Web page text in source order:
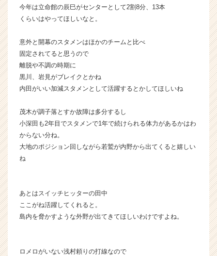
r
C
e
今年は立命館の辰巳がセンターとして2割8分、13本
くらいはやってほしいなと。
意外と開幕のスタメンはほかのチームと比べ
固定されてると思うので
離脱や不調の時期に
黒川、岩見がブレイクとかね
内田がいい加減スタメンとして活躍するとかしてほしいね
茂木が調子落とすか故障は多分するし
小深田も2年目でスタメンで1年で続けられる体力があるかはわ
からない分ね。
大地のポジション回しながら若鷲が内野から出てくると嬉しい
ね
あとはスイッチヒッターの田中
ここがね活躍してくれると。
島内を脅かすような外野が出てきてほしいわけですよね。
ロメロがいない浅村頼りの打線なので